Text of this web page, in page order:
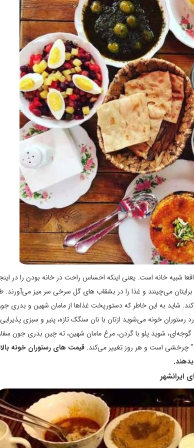
شبیه خانه است. یعنی اینکه احساس راحت در خانه بودن را در
می‌چینند و غذا را در بشقاب های گل سرخی سر میز می‌آورند.
شاید به این خاطر که دستورپخت غذاها از مامان شهین و بدری
خونه می‌شوید ازتان با نان سنگک تازه، پنیر و سبزی
گوجه‌ای، شوید پلو با گردن، مرغ مامان شهین، ته چین بدری جون
چرخشی است و هر روز تغییر می‌کند. قیمت های رستوران خونه
ایرانشهر